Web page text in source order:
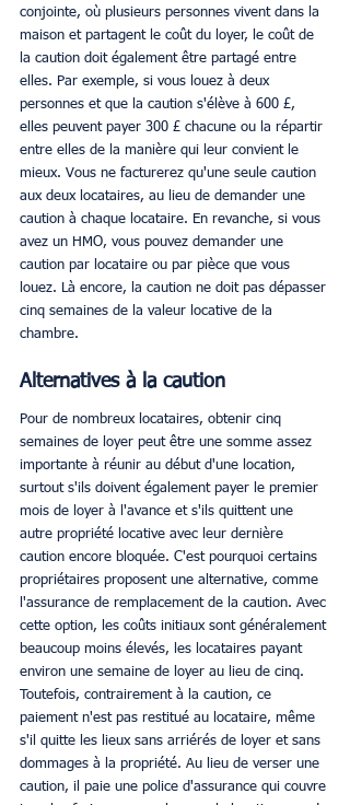
conjointe, où plusieurs personnes vivent dans la
maison et partagent le coût du loyer, le coût de
la caution doit également être partagé entre
elles. Par exemple, si vous louez à deux
personnes et que la caution s'élève à 600 £,
elles peuvent payer 300 £ chacune ou la répartir
entre elles de la manière qui leur convient le
mieux. Vous ne facturerez qu'une seule caution
aux deux locataires, au lieu de demander une
caution à chaque locataire. En revanche, si vous
avez un HMO, vous pouvez demander une
caution par locataire ou par pièce que vous
louez. Là encore, la caution ne doit pas dépasser
cinq semaines de la valeur locative de la
chambre.
Alternatives à la caution
Pour de nombreux locataires, obtenir cinq
semaines de loyer peut être une somme assez
importante à réunir au début d'une location,
surtout s'ils doivent également payer le premier
mois de loyer à l'avance et s'ils quittent une
autre propriété locative avec leur dernière
caution encore bloquée. C'est pourquoi certains
propriétaires proposent une alternative, comme
l'assurance de remplacement de la caution. Avec
cette option, les coûts initiaux sont généralement
beaucoup moins élevés, les locataires payant
environ une semaine de loyer au lieu de cinq.
Toutefois, contrairement à la caution, ce
paiement n'est pas restitué au locataire, même
s'il quitte les lieux sans arriérés de loyer et sans
dommages à la propriété. Au lieu de verser une
caution, il paie une police d'assurance qui couvre